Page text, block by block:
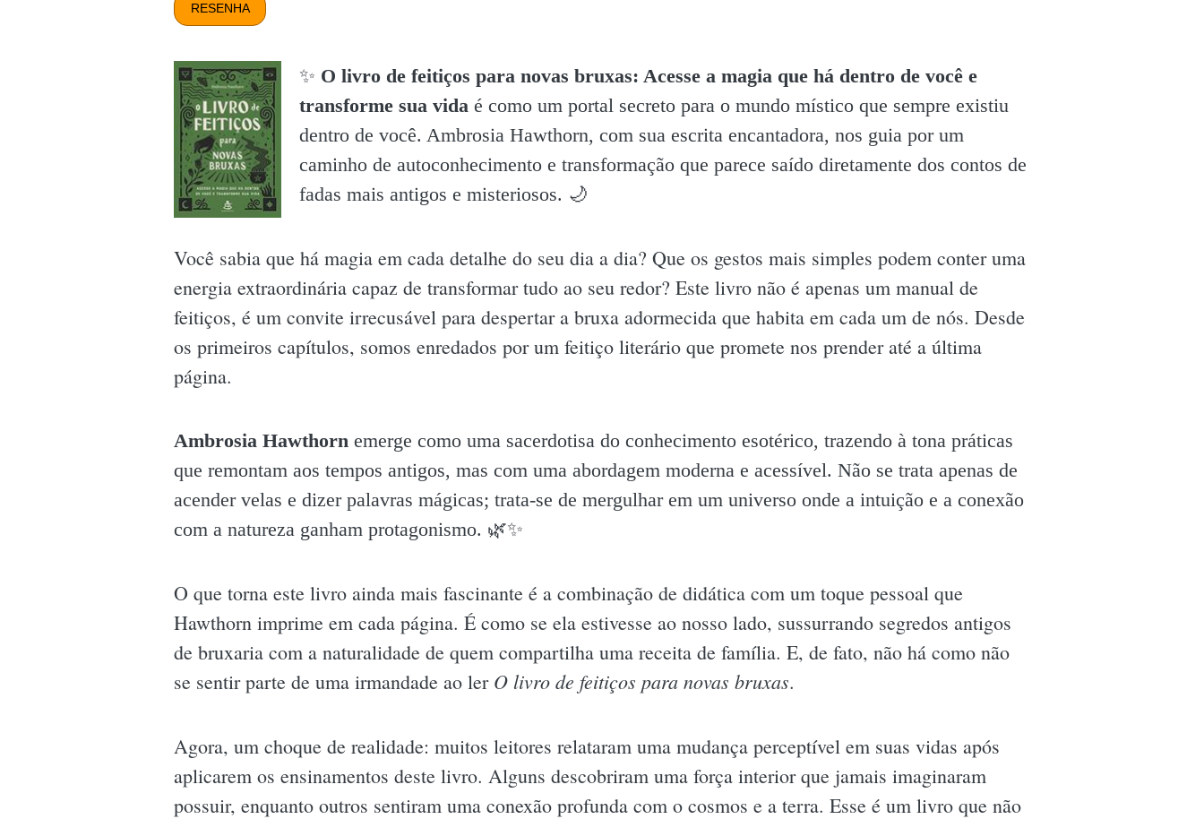
RESENHA
✨️ O livro de feitiços para novas bruxas: Acesse a magia que há dentro de você e
transforme sua vida é como um portal secreto para o mundo místico que sempre existiu
dentro de você. Ambrosia Hawthorn, com sua escrita encantadora, nos guia por um
caminho de autoconhecimento e transformação que parece saído diretamente dos contos de
fadas mais antigos e misteriosos. 🌙
Você sabia que há magia em cada detalhe do seu dia a dia? Que os gestos mais simples podem conter uma
energia extraordinária capaz de transformar tudo ao seu redor? Este livro não é apenas um manual de
feitiços, é um convite irrecusável para despertar a bruxa adormecida que habita em cada um de nós. Desde
os primeiros capítulos, somos enredados por um feitiço literário que promete nos prender até a última
página.
Ambrosia Hawthorn emerge como uma sacerdotisa do conhecimento esotérico, trazendo à tona práticas
que remontam aos tempos antigos, mas com uma abordagem moderna e acessível. Não se trata apenas de
acender velas e dizer palavras mágicas; trata-se de mergulhar em um universo onde a intuição e a conexão
com a natureza ganham protagonismo. 🌿✨️
O que torna este livro ainda mais fascinante é a combinação de didática com um toque pessoal que
Hawthorn imprime em cada página. É como se ela estivesse ao nosso lado, sussurrando segredos antigos
de bruxaria com a naturalidade de quem compartilha uma receita de família. E, de fato, não há como não
se sentir parte de uma irmandade ao ler O livro de feitiços para novas bruxas.
Agora, um choque de realidade: muitos leitores relataram uma mudança perceptível em suas vidas após
aplicarem os ensinamentos deste livro. Alguns descobriram uma força interior que jamais imaginaram
possuir, enquanto outros sentiram uma conexão profunda com o cosmos e a terra. Esse é um livro que não